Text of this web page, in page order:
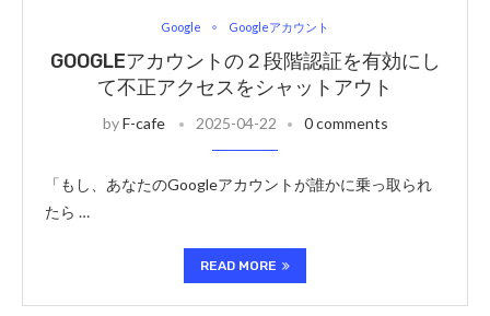
Google Googleアカウント
GOOGLEアカウントの２段階認証を有効にし
て不正アクセスをシャットアウト
byF-cafe 2025-04-22 0 comments
「もし、あなたのGoogleアカウントが誰かに乗っ取られ
たら …
READ MORE